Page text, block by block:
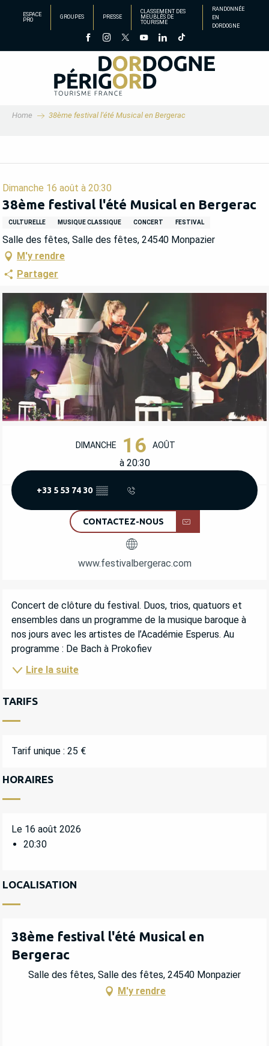
principal
ESPACE
PRO
GROUPES PRESSE
CLASSEMENT DES
MEUBLÉS DE
TOURISME
RANDONNÉE
EN
DORDOGNE
Home 38ème festival l'été Musical en Bergerac
Dimanche 16 août à 20:30
38ème festival l'été Musical en Bergerac
CULTURELLE MUSIQUE CLASSIQUE CONCERT FESTIVAL
Salle des fêtes, Salle des fêtes, 24540 Monpazier
M'y rendre
Partager
OUVERTURE ET COORDONNÉES
DIMANCHE 16 AOÛT
à 20:30
+33 5 53 74 30 ▒▒
CONTACTEZ-NOUS
www.festivalbergerac.com
DESCRIPTION
Concert de clôture du festival. Duos, trios, quatuors et
ensembles dans un programme de la musique baroque à
nos jours avec les artistes de l’Académie Esperus. Au
programme : De Bach à Prokofiev
Lire la suite
TARIFS
Tarif unique : 25 €
HORAIRES
Le 16 août 2026
20:30
LOCALISATION
38ème festival l'été Musical en
Bergerac
Salle des fêtes, Salle des fêtes, 24540 Monpazier
M'y rendre